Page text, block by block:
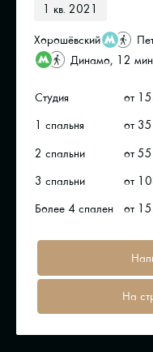
1 кв. 2021
Хорошёвский
Динамо, 12
Студия от
1 спальня
от
2 спальни
от
3 спальни
от
Более 4 спален
от
На